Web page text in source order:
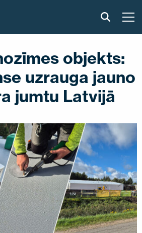
objekts:
uzrauga jauno
jumtu Latvijā